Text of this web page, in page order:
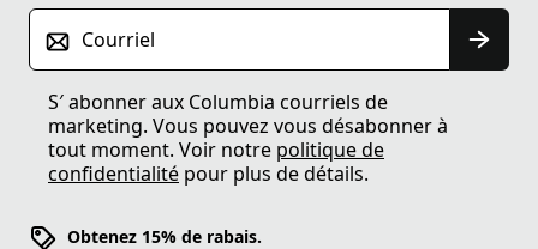
Courriel
S′ abonner aux Columbia courriels de
marketing. Vous pouvez vous désabonner à
tout moment. Voir notre politique de
confidentialité pour plus de détails.
Obtenez 15% de rabais.